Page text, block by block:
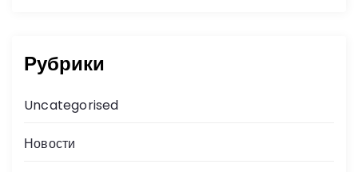
Рубрики
Uncategorised
Новости